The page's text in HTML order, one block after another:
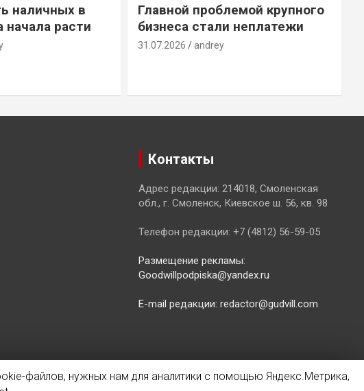
наличных в
начала расти
Главной проблемой крупного
бизнеса стали неплатежи
31.07.2026 andrey
Контакты
Адрес редакции: 214018, Смоленская
обл., г. Смоленск, Киевское ш. 56, кв. 98
Телефон редакции: +7 (4812) 56-59-05
Размещение рекламы:
Goodwillpodpiska@yandex.ru
E-mail редакции: redactor@gudvill.com
файлов, нужных нам для аналитики с помощью Яндекс.Метрика,